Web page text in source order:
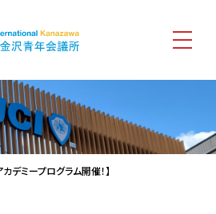
デミープログラム開催！】